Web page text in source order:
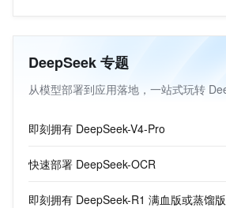
数据迁移
企业出海
中国企业出海
出海行业解决方案
权益及资源
DeepSeek 专题
即刻拥有 DeepSeek-V4-Pro
快速部署 DeepSeek-OCR
即刻拥有 DeepSeek-R1 满血版或蒸馏版